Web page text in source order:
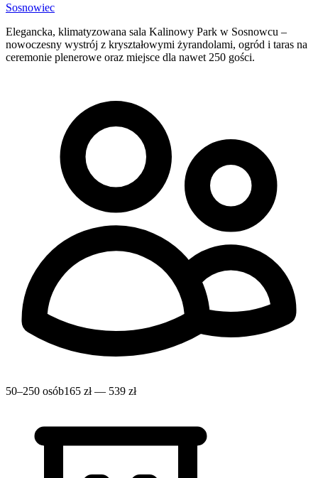
Sosnowiec
Elegancka, klimatyzowana sala Kalinowy Park w Sosnowcu –
nowoczesny wystrój z kryształowymi żyrandolami, ogród i taras na
ceremonie plenerowe oraz miejsce dla nawet 250 gości.
50–250 osób165 zł — 539 zł